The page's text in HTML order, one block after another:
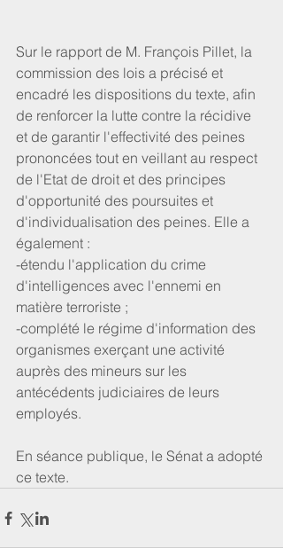
Sur le rapport de M. François Pillet, la
commission des lois a précisé et
encadré les dispositions du texte, afin
de renforcer la lutte contre la récidive
et de garantir l'effectivité des peines
prononcées tout en veillant au respect
de l'Etat de droit et des principes
d'opportunité des poursuites et
d'individualisation des peines. Elle a
également :
-étendu l'application du crime
d'intelligences avec l'ennemi en
matière terroriste ;
-complété le régime d'information des
organismes exerçant une activité
auprès des mineurs sur les
antécédents judiciaires de leurs
employés.
En séance publique, le Sénat a adopté
ce texte.